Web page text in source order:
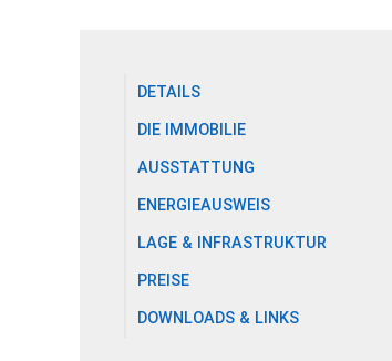
DETAILS
DIE IMMOBILIE
AUSSTATTUNG
ENERGIEAUSWEIS
LAGE & INFRASTRUKTUR
PREISE
DOWNLOADS & LINKS